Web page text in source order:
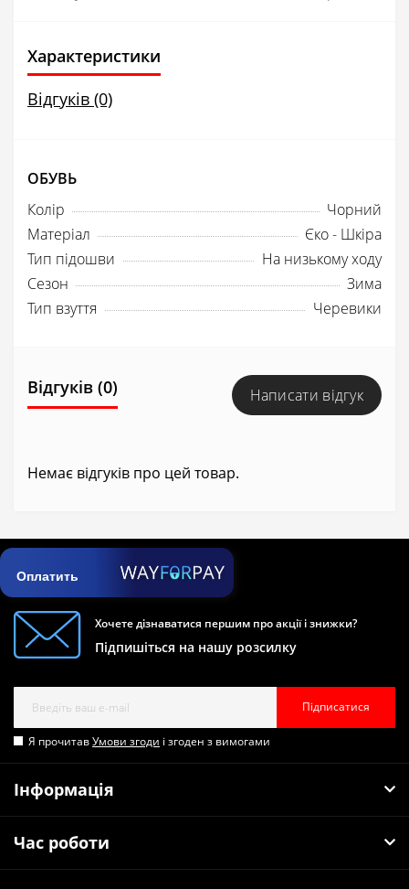
Характеристики
Відгуків (0)
ОБУВЬ
Колір
Чорний
Матеріал
Єко - Шкіра
Тип підошви
На низькому ходу
Сезон
Зима
Тип взуття
Черевики
Відгуків (0) Написати відгук
Немає відгуків про цей товар.
Оплатить
Хочете дізнаватися першим про акції і знижки?
Підпишіться на нашу розсилку
Підписатися
Я прочитавУмови згоди і згоден з вимогами
Інформація
Час роботи